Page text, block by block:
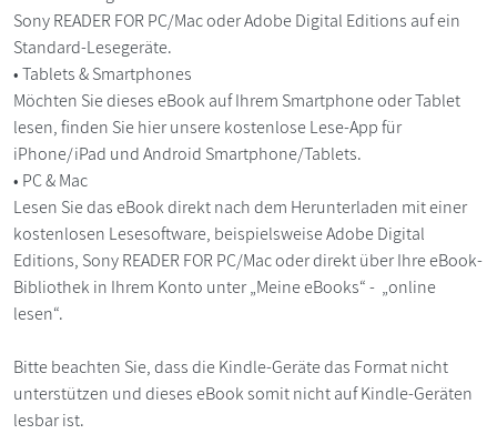
Sony READER FOR PC/Mac oder Adobe Digital Editions auf ein
Standard-Lesegeräte.
• Tablets & Smartphones
Möchten Sie dieses eBook auf Ihrem Smartphone oder Tablet
lesen, finden Sie hier unsere kostenlose Lese-App für
iPhone/iPad und Android Smartphone/Tablets.
• PC & Mac
Lesen Sie das eBook direkt nach dem Herunterladen mit einer
kostenlosen Lesesoftware, beispielsweise Adobe Digital
Editions, Sony READER FOR PC/Mac oder direkt über Ihre eBook-
Bibliothek in Ihrem Konto unter „Meine eBooks“ - „online
lesen“.
Bitte beachten Sie, dass die Kindle-Geräte das Format nicht
unterstützen und dieses eBook somit nicht auf Kindle-Geräten
lesbar ist.